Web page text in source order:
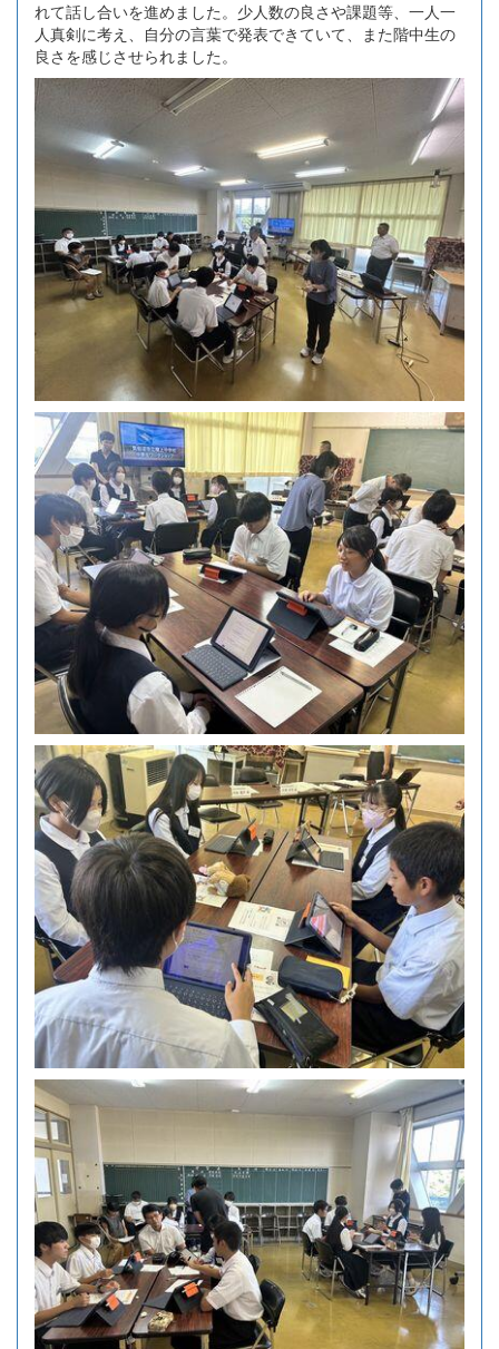
れて話し合いを進めました。少人数の良さや課題等、一人一
人真剣に考え、自分の言葉で発表できていて、また階中生の
良さを感じさせられました。